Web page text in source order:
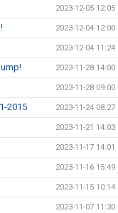
2023-12-05 12:05
2023-12-04 12:00
2023-12-04 11:24
2023-11-28 14:00
2023-11-28 09:00
2015 2023-11-24 08:27
2023-11-21 14:03
2023-11-17 14:01
2023-11-16 15:49
2023-11-15 10:14
2023-11-07 11:30